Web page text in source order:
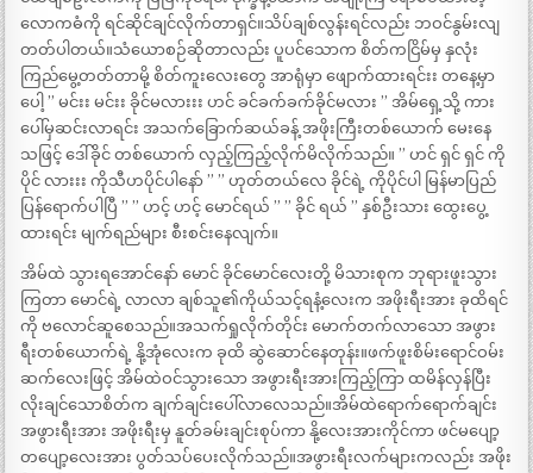
လောကဓံကို ရင်ဆိုင်ချင်လိုက်တာရှင်။သိပ်ချစ်လွန်းရင်လည်း ဘဝင်နွမ်းလျ
တတ်ပါတယ်။သံယောစဉ်ဆိုတာလည်း ပူပင်သောက စိတ်ကငြိမ်မှ နှလုံး
ကြည်မွေ့တတ်တာမို့ စိတ်ကူးလေးတွေ အာရုံမှာ ဖျောက်ထားရင်းး တနေ့မှာ
ပေါ့ ” မင်းး မင်းး ခိုင်မလားးး ဟင် ခင်ခက်ခက်ခိုင်မလား ” အိမ်ရှေ့သို့ ကား
ပေါ်မှဆင်းလာရင်း အသက်ခြောက်ဆယ်ခန့် အဖိုးကြီးတစ်ယောက် မေးနေ
သဖြင့် ဒေါ်ခိုင် တစ်ယောက် လှည့်ကြည့်လိုက်မိလိုက်သည်။ ” ဟင် ရှင် ရှင် ကို
ပိုင် လားးး ကိုသီဟပိုင်ပါနော် ” ” ဟုတ်တယ်လေ ခိုင်ရဲ့ ကိုပိုင်ပါ မြန်မာပြည်
ပြန်ရောက်ပါပြီ ” ” ဟင့် ဟင့် မောင်ရယ် ” ” ခိုင် ရယ် ” နှစ်ဦးသား ထွေးပွေ့
ထားရင်း မျက်ရည်များ စီးစင်းနေလျက်။
အိမ်ထဲ သွားရအောင်နော် မောင် ခိုင်မောင်လေးတို့ မိသားစုက ဘုရားဖူးသွား
ကြတာ မောင်ရဲ့ လာလာ ချစ်သူ၏ကိုယ်သင့်ရနံ့လေးက အဖိုးရီးအား ခုထိရင်
ကို ဗလောင်ဆူစေသည်။အသက်ရှုလိုက်တိုင်း မောက်တက်လာသော အဖွား
ရီးတစ်ယောက်ရဲ့ နို့အုံလေးက ခုထိ ဆွဲဆောင်နေတုန်း။ဖက်ဖူးစိမ်းရောင်ဝမ်း
ဆက်လေးဖြင့် အိမ်ထဲဝင်သွားသော အဖွားရီးအားကြည့်ကြာ ထမိန်လှန်ပြီး
လိုးချင်သောစိတ်က ချက်ချင်းပေါ်လာလေသည်။အိမ်ထဲရောက်ရောက်ချင်း
အဖွားရီးအား အဖိုးရီးမှ နူတ်ခမ်းချင်းစုပ်ကာ နို့လေးအားကိုင်ကာ ဖင်မပျော့
တပျော့လေးအား ပွတ်သပ်ပေးလိုက်သည်။အဖွားရီးလက်များကလည်း အဖိုး